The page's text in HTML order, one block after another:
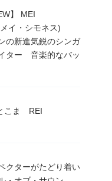
】 MEI
メイ・シモネス)
の新進気鋭のシンガ
ター 音楽的なバッ
こま REI
クターがたどり着い